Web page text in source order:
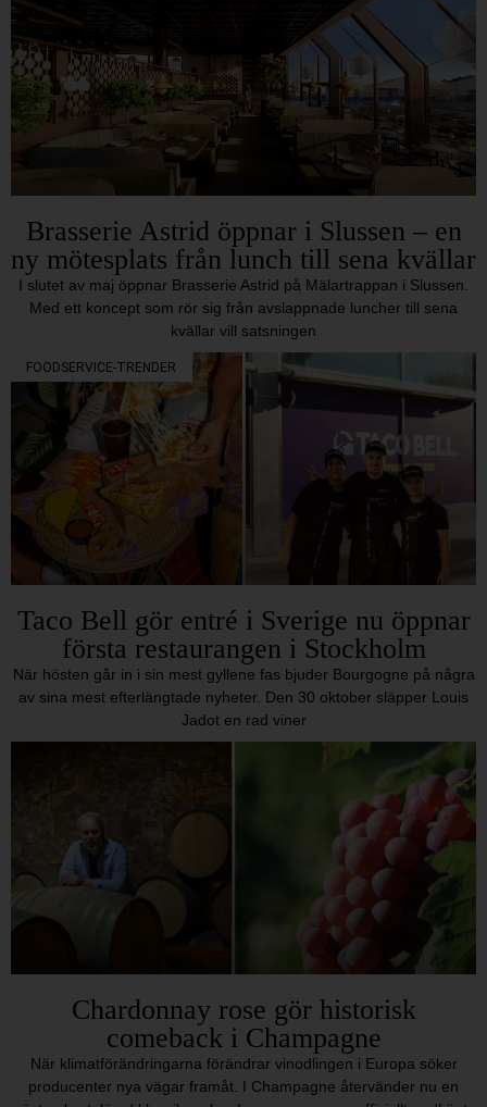
Brasserie Astrid öppnar i Slussen – en
ny mötesplats från lunch till sena kvällar
I slutet av maj öppnar Brasserie Astrid på Mälartrappan i Slussen.
Med ett koncept som rör sig från avslappnade luncher till sena
kvällar vill satsningen
FOODSERVICE-TRENDER
Taco Bell gör entré i Sverige nu öppnar
första restaurangen i Stockholm
När hösten går in i sin mest gyllene fas bjuder Bourgogne på några
av sina mest efterlängtade nyheter. Den 30 oktober släpper Louis
Jadot en rad viner
Chardonnay rose gör historisk
comeback i Champagne
När klimatförändringarna förändrar vinodlingen i Europa söker
producenter nya vägar framåt. I Champagne återvänder nu en